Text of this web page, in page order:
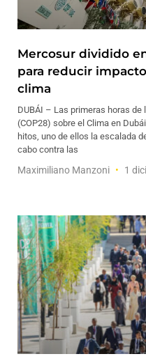
Mercosur dividido
para reducir
clima
DUBÁI – Las primeras horas
(COP28) sobre el Clima en
hitos, uno de ellos la escalada
cabo contra las
Maximiliano Manzoni 1